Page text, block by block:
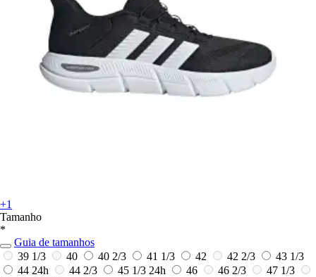
+1
Tamanho
*
Guia de tamanhos
39 1/3
40 40 2/3 41 1/3 42 42 2/3
43 1/3
44 24h 44 2/3 45 1/3 24h 46 46 2/3
47 1/3